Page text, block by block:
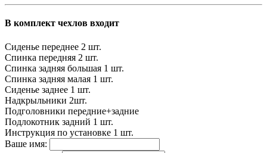
В комплект чехлов входит
Сиденье переднее 2 шт.
Спинка передняя 2 шт.
Спинка задняя большая 1 шт.
Спинка задняя малая 1 шт.
Сиденье заднее 1 шт.
Надкрыльники 2шт.
Подголовники передние+задние
Подлокотник задний 1 шт.
Инструкция по установке 1 шт.
Ваше имя: